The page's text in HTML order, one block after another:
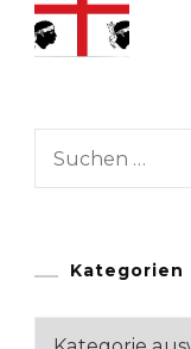
Suchen
Kategorien
Kategorien